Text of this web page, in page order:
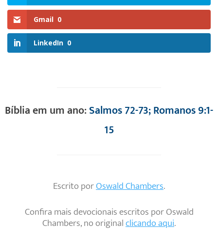
Gmail 0
LinkedIn 0
Bíblia em um ano:Salmos 72-73; Romanos 9:1-
15
Escrito porOswald Chambers.
Confira mais devocionais escritos por Oswald
Chambers, no originalclicando aqui.